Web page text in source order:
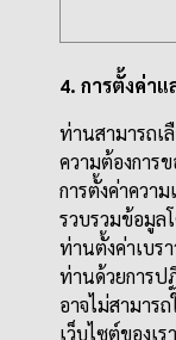
4. การตั้งค่า
ท่านสามารถเ
ความต้องการ
การตั้งค่าควา
รวบรวมข้อมูล
ท่านตั้งค่าเบร
ท่านด้วยการป
อาจไม่สามาร
เว็บไซต์ของเ